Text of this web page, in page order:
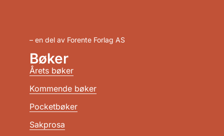
– en del av Forente Forlag AS
Bøker
Årets bøker
Kommende bøker
Pocketbøker
Sakprosa